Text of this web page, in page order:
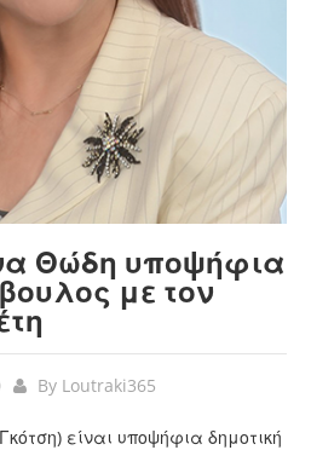
Θώδη υποψήφια
με τον
By Loutraki365
είναι υποψήφια δημοτική